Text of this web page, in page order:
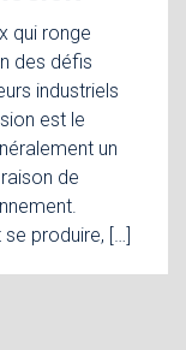
qui ronge
des défis
industriels
est le
un
de
produire, […]